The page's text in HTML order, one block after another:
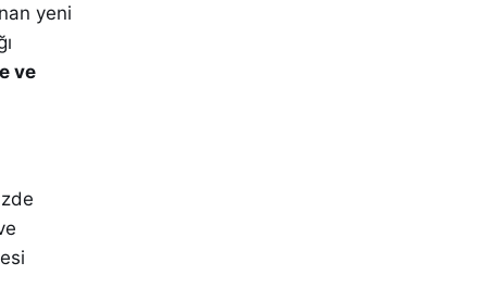
yeni
ve